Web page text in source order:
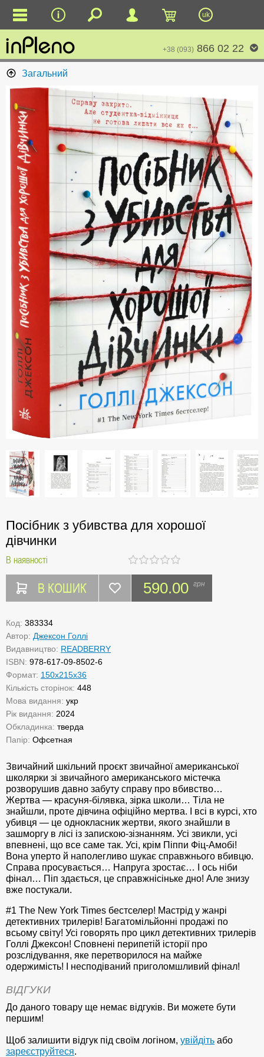
uk
+38 (093) 866 02 22
Загальний
Посібник з убивства для хорошої
дівчинки
В наявності
В КОШИК 590.00 грн
Код: 383334
Автор: Джексон Голлі
Видавництво: READBERRY
ISBN: 978-617-09-8502-6
Формат: 150x215x36
Кількість сторінок: 448
Мова видання: укр
Рік видання: 2024
Обкладинка: тверда
Папір: Офсетная
Звичайний шкільний проєкт звичайної американської
школярки зі звичайного американського містечка
розворушив давно забуту справу про вбивство…
Жертва — красуня-білявка, зірка школи… Тіла не
знайшли, проте дівчина офіційно мертва. І всі в курсі, хто
убивця — це однокласник жертви, якого знайшли в
зашморгу в лісі із запискою-зізнанням. Усі звикли, усі
впевнені, що все саме так. Усі, крім Піппи Фіц-Амобі!
Вона уперто й наполегливо шукає справжнього вбивцю.
Справа просувається… Напруга зростає… І ось ніби
фінал… Піп здається, це справжнісіньке дно! Але знизу
вже постукали.
#1 The New York Times бестселер! Мастрід у жанрі
детективних трилерів! Багатомільйонні продажі по
всьому світу! Усі говорять про цикл детективних трилерів
Голлі Джексон! Сповнені перипетій історії про
розслідування, яке перетворилося на майже
одержимість! І несподіваний приголомшливий фінал!
ВІДГУКИ
До даного товару ще немає відгуків. Ви можете бути
першим!
Щоб залишити відгук під своїм логіном, увійдіть або
зареєструйтеся.